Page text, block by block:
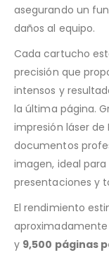
asegurando un
daños al equipo.
Cada cartucho
precisión que
intensos y
la última página.
impresión láser
documentos
imagen, ideal
presentaciones y
El rendimiento
y 9,500 páginas